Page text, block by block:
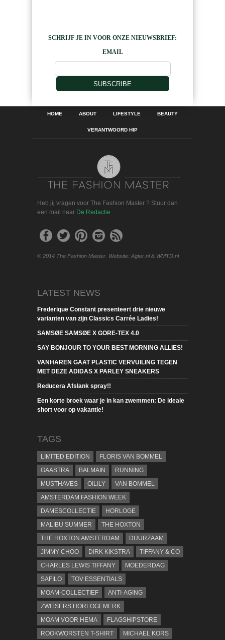
SCHRIJF JE IN VOOR ONZE NIEUWSBRIEF:
EMAIL
SUBSCRIBE
HOME ABOUT LIFESTYLE BEAUTY
VERANTWOORD HIP
Heb jij vragen voor The Fashion Master ? Stuur dan
een mail naar De Redactie
© 2014 The Fashion Master. Website: Agter.nl & WMTD.nl
LATEST NEWS
Frederique Constant presenteert drie nieuwe
varianten van zijn Classics Carrée Ladies!
SAMSØE SAMSØE X GORE-TEX 4.0
SAY BONJOUR TO YOUR BEST MORNING ALLIES!
VANHAREN GAAT PLASTIC VERVUILING TEGEN
MET DEZE ADIDAS X PARLEY SNEAKERS
Reducera Afslank spray!!
Een korte broek waar je in kan zwemmen: De ideale
short voor op vakantie!
TAGS
LIMITED EDITION
FLORIS VAN BOMMEL
GAASTRA
BALMAIN
RUNNING
MUSTHAVES
OILILY
VAN BOMMEL
AMSTERDAM FASHION WEEK
DAMESCOLLECTIE
HORLOGE
MALIBU SUMMER
THE HOXTON
THE HOXTON AMSTERDAM
DUURZAAM
JIMMY CHOO
DIRK KIKSTRA
TIFFANY & CO
CHARLES LEWIS TIFFANY
MOEDERDAG
SAFILO
TOV ESSENTIALS
MOAM-COLLECTIEF
ANTI-AGING
ZWITSERS HORLOGEMERK
MOAM VOOR HEMA
FLAGSHIPSTORE
ROOKWORSTEN T-SHIRT
MICHAEL KORS